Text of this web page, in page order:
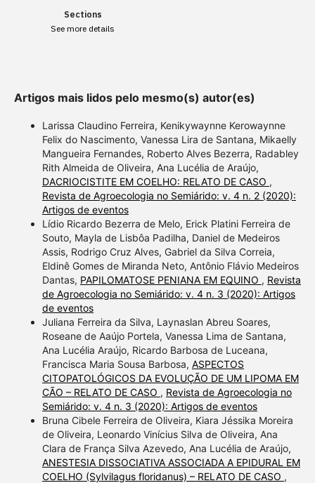
Sections
See more details
contrasts the cited claim, and
a label indicating in which
section the citation was
made.
Artigos mais lidos pelo mesmo(s) autor(es)
Larissa Claudino Ferreira, Kenikywaynne Kerowaynne
Felix do Nascimento, Vanessa Lira de Santana, Mikaelly
Mangueira Fernandes, Roberto Alves Bezerra, Radabley
Rith Almeida de Oliveira, Ana Lucélia de Araújo,
DACRIOCISTITE EM COELHO: RELATO DE CASO ,
Revista de Agroecologia no Semiárido: v. 4 n. 2 (2020):
Artigos de eventos
Lídio Ricardo Bezerra de Melo, Erick Platini Ferreira de
Souto, Mayla de Lisbôa Padilha, Daniel de Medeiros
Assis, Rodrigo Cruz Alves, Gabriel da Silva Correia,
Eldinê Gomes de Miranda Neto, Antônio Flávio Medeiros
Dantas, PAPILOMATOSE PENIANA EM EQUINO , Revista
de Agroecologia no Semiárido: v. 4 n. 3 (2020): Artigos
de eventos
Juliana Ferreira da Silva, Laynaslan Abreu Soares,
Roseane de Aaújo Portela, Vanessa Lima de Santana,
Ana Lucélia Araújo, Ricardo Barbosa de Luceana,
Francisca Maria Sousa Barbosa, ASPECTOS
CITOPATOLÓGICOS DA EVOLUÇÃO DE UM LIPOMA EM
CÃO – RELATO DE CASO , Revista de Agroecologia no
Semiárido: v. 4 n. 3 (2020): Artigos de eventos
Bruna Cibele Ferreira de Oliveira, Kiara Jéssika Moreira
de Oliveira, Leonardo Vinícius Silva de Oliveira, Ana
Clara de França Silva Azevedo, Ana Lucélia de Araújo,
ANESTESIA DISSOCIATIVA ASSOCIADA A EPIDURAL EM
COELHO (Sylvilagus floridanus) – RELATO DE CASO ,